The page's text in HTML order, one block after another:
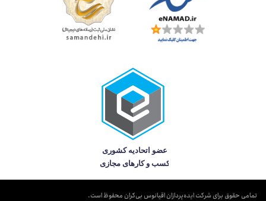
تمامی حقوق برای شرکت ایده‌پردازان اقیانوس بی‌کران محفوظ است.